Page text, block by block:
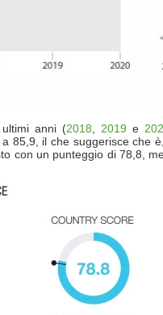
anni (2018 2019 e
85,9, il che suggerisce
con un punteggio di 78,8,